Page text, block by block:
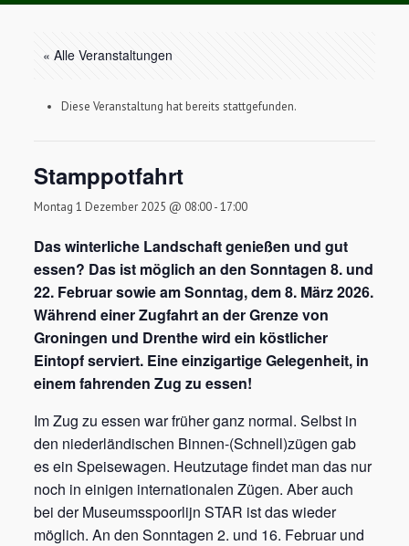
« Alle Veranstaltungen
Diese Veranstaltung hat bereits stattgefunden.
Stamppotfahrt
Montag 1 Dezember 2025 @ 08:00-17:00
Das winterliche Landschaft genießen und gut
essen? Das ist möglich an den Sonntagen 8. und
22. Februar sowie am Sonntag, dem 8. März 2026.
Während einer Zugfahrt an der Grenze von
Groningen und Drenthe wird ein köstlicher
Eintopf serviert. Eine einzigartige Gelegenheit, in
einem fahrenden Zug zu essen!
Im Zug zu essen war früher ganz normal. Selbst in
den niederländischen Binnen-(Schnell)zügen gab
es ein Speisewagen. Heutzutage findet man das nur
noch in einigen internationalen Zügen. Aber auch
bei der Museumsspoorlijn STAR ist das wieder
möglich. An den Sonntagen 2. und 16. Februar und